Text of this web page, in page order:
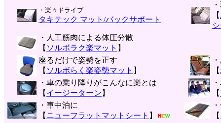
・楽々ドライブ
タキテック マット/バックサポート
【
・人工筋肉による体圧分散
【 ソルボラク楽マット 】
座るだけで姿勢を正す
【 ソルボらく楽姿勢マット 】
【
・車の乗り降りがこんなに楽とは
【 イージーターン 】
【
・車中泊に
【 ニューフラットマットシート 】
【